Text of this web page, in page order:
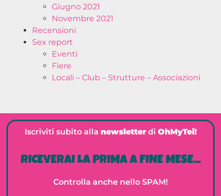
Giugno 2021
Novembre 2021
Recensioni
Sex report
Eventi
Fiere
Locali – Club – Strutture – Associazioni
Iscriviti subito alla newsletterdi OhMyTei!
RICEVERAI LA PRIMA A FINE MESE...
Controlla anche nello SPAM!